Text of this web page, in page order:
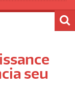
seu